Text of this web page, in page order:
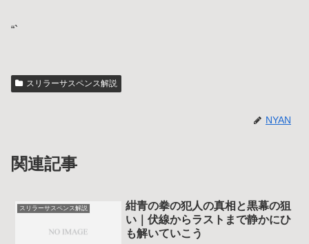
“`
スリラーサスペンス解説
NYAN
関連記事
スリラーサスペンス解説
紺青の拳の犯人の真相と黒幕の狙
い｜伏線からラストまで静かにひ
も解いていこう